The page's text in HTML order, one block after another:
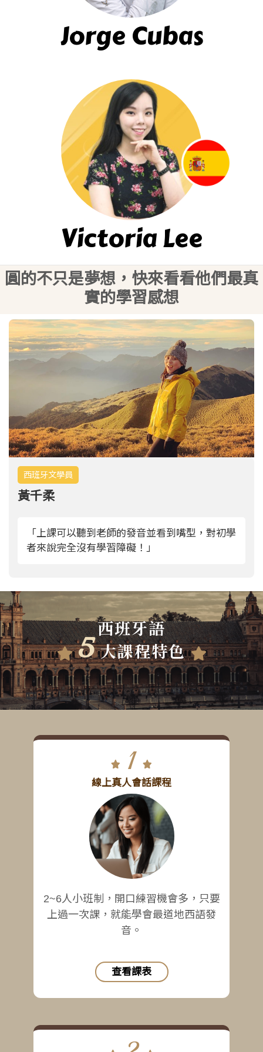
Jorge Cubas
Victoria Lee
圓的不只是夢想， 快來看看他們最真
實的學習感想
西班牙文學員
劉姿君
「在巨匠專業師資幫助下考取B1證照，上課非
常風趣且生活化、會跳脫課本補充教學」
西班牙語
5 大課程特色
1
線上真人會話課程
2~6人小班制，開口練習機會多，只要
上過一次課，就能學會最道地西語發
音。
查看課表